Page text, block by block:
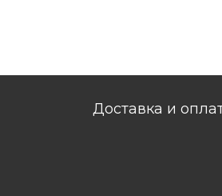
Доставка и